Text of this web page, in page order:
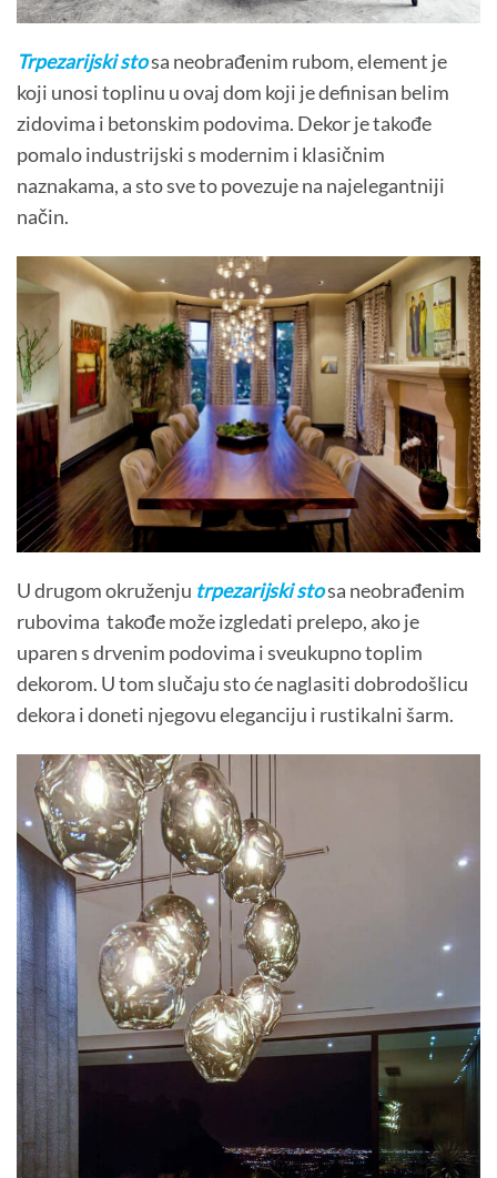
Trpezarijski stosa neobrađenim rubom, element je
koji unosi toplinu u ovaj dom koji je definisan belim
zidovima i betonskim podovima. Dekor je takođe
pomalo industrijski s modernim i klasičnim
naznakama, a sto sve to povezuje na najelegantniji
način.
U drugom okruženju trpezarijski stosa neobrađenim
rubovima takođe može izgledati prelepo, ako je
uparen s drvenim podovima i sveukupno toplim
dekorom. U tom slučaju sto će naglasiti dobrodošlicu
dekora i doneti njegovu eleganciju i rustikalni šarm.